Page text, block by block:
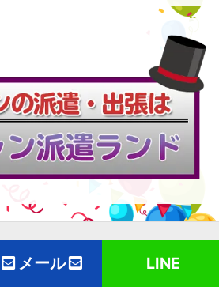
バルーン派遣ランドAll Rights Reserved.
メール LINE